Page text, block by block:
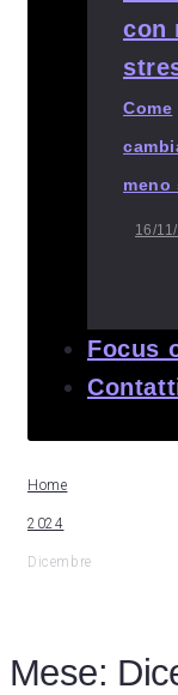
Come
meno
16/
Focus
Home
2024
Dicembre
Mese: